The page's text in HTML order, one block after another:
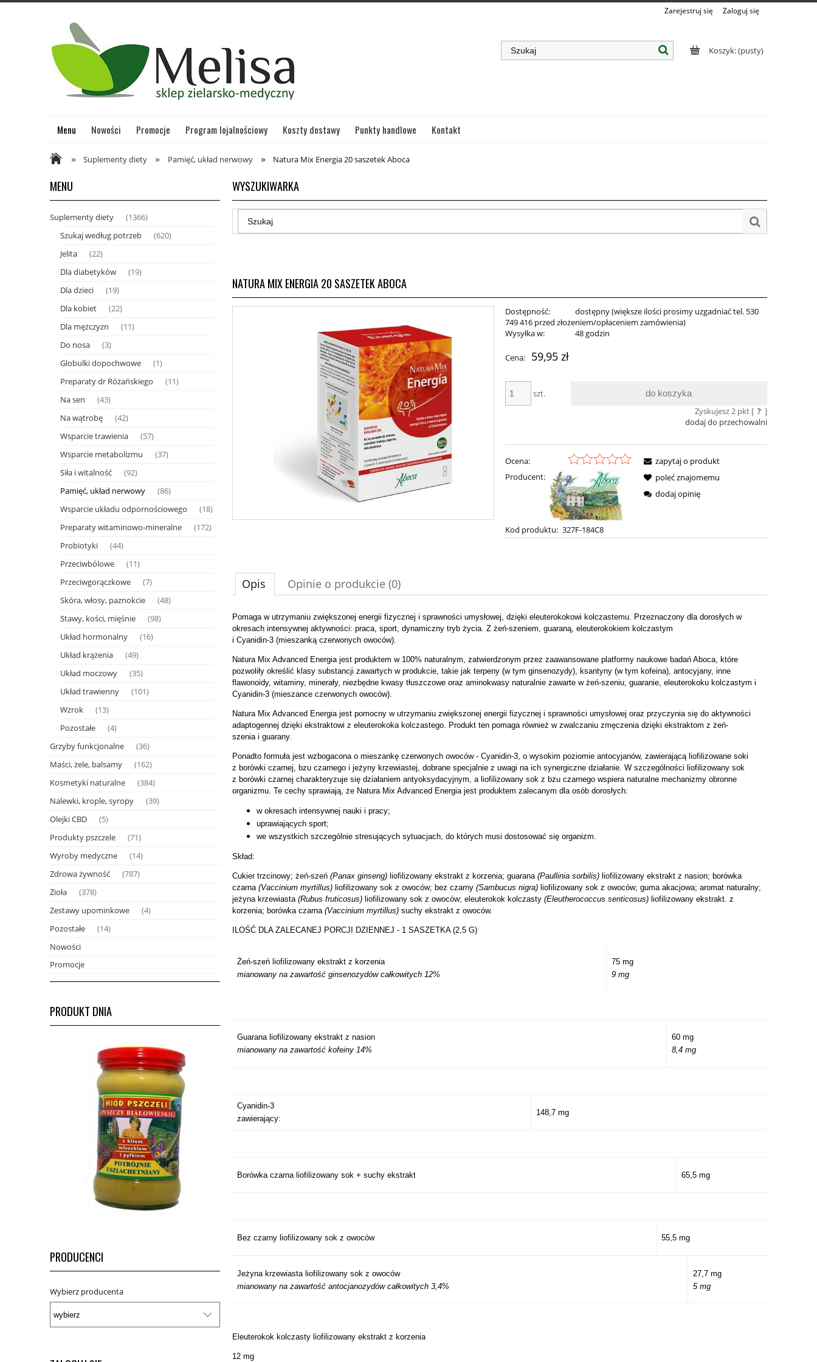
Zarejestruj się Zaloguj się
Koszyk:(pusty)
Menu Nowości Promocje Program lojalnościowy Koszty dostawy Punkty handlowe Kontakt
» Suplementy diety » Pamięć, układ nerwowy » Natura Mix Energia 20 saszetek Aboca
MENU
Suplementy diety (1366)
Szukaj według potrzeb (620)
Jelita (22)
Dla diabetyków (19)
Dla dzieci (19)
Dla kobiet (22)
Dla mężczyzn (11)
Do nosa (3)
Globulki dopochwowe (1)
Preparaty dr Różańskiego (11)
Na sen (43)
Na wątrobę (42)
Wsparcie trawienia (57)
Wsparcie metabolizmu (37)
Siła i witalność (92)
Pamięć, układ nerwowy (86)
Wsparcie układu odpornościowego (18)
Preparaty witaminowo-mineralne (172)
Probiotyki (44)
Przeciwbólowe (11)
Przeciwgorączkowe (7)
Skóra, włosy, paznokcie (48)
Stawy, kości, mięśnie (98)
Układ hormonalny (16)
Układ krążenia (49)
Układ moczowy (35)
Układ trawienny (101)
Wzrok (13)
Pozostałe (4)
Grzyby funkcjonalne (36)
Maści, żele, balsamy (162)
Kosmetyki naturalne (384)
Nalewki, krople, syropy (39)
Olejki CBD (5)
Produkty pszczele (71)
Wyroby medyczne (14)
Zdrowa żywność (787)
Zioła (378)
Zestawy upominkowe (4)
Pozostałe (14)
Nowości
Promocje
PRODUKT DNIA
PRODUCENCI
Wybierz producenta
WYSZUKIWARKA
NATURA MIX ENERGIA 20 SASZETEK ABOCA
Dostępność:
dostępny (większe ilości prosimy uzgadniać tel. 530
749 416 przed złożeniem/opłaceniem zamówienia)
Wysyłka w:
48 godzin
Cena: 59,95 zł
szt. do koszyka
Zyskujesz2pkt [ ? ]
dodaj do przechowalni
Ocena:
Producent:
Kod produktu: 327F-184C8
zapytaj o produkt
poleć znajomemu
dodaj opinię
Opis Opinie o produkcie (0)
Pomaga w utrzymaniu zwiększonej energii fizycznej i sprawności umysłowej, dzięki eleuterokokowi kolczastemu. Przeznaczony dla dorosłych w
okresach intensywnej aktywności: praca, sport, dynamiczny tryb życia. Z żeń-szeniem, guaraną, eleuterokokiem kolczastym
i Cyanidin-3 (mieszanką czerwonych owoców).
Natura Mix Advanced Energia jest produktem w 100% naturalnym, zatwierdzonym przez zaawansowane platformy naukowe badań Aboca, które
pozwoliły określić klasy substancji zawartych w produkcie, takie jak terpeny (w tym ginsenozydy), ksantyny (w tym kofeina), antocyjany, inne
flawonoidy, witaminy, minerały, niezbędne kwasy tłuszczowe oraz aminokwasy naturalnie zawarte w żeń-szeniu, guaranie, eleuterokoku kolczastym i
Cyanidin-3 (mieszance czerwonych owoców).
Natura Mix Advanced Energia jest pomocny w utrzymaniu zwiększonej energii fizycznej i sprawności umysłowej oraz przyczynia się do aktywności
adaptogennej dzięki ekstraktowi z eleuterokoka kolczastego. Produkt ten pomaga również w zwalczaniu zmęczenia dzięki ekstraktom z żeń-
szenia i guarany.
Ponadto formuła jest wzbogacona o mieszankę czerwonych owoców - Cyanidin-3, o wysokim poziomie antocyjanów, zawierającą liofilizowane soki
z borówki czarnej, bzu czarnego i jeżyny krzewiastej, dobrane specjalnie z uwagi na ich synergiczne działanie. W szczególności liofilizowany sok
z borówki czarnej charakteryzuje się działaniem antyoksydacyjnym, a liofilizowany sok z bzu czarnego wspiera naturalne mechanizmy obronne
organizmu. Te cechy sprawiają, że Natura Mix Advanced Energia jest produktem zalecanym dla osób dorosłych:
w okresach intensywnej nauki i pracy;
uprawiających sport;
we wszystkich szczególnie stresujących sytuacjach, do których musi dostosować się organizm.
Skład:
Cukier trzcinowy; żeń-szeń (Panax ginseng) liofilizowany ekstrakt z korzenia; guarana (Paullinia sorbilis) liofilizowany ekstrakt z nasion; borówka
czarna (Vaccinium myrtillus) liofilizowany sok z owoców; bez czarny (Sambucus nigra) liofilizowany sok z owoców; guma akacjowa; aromat naturalny;
jeżyna krzewiasta (Rubus fruticosus) liofilizowany sok z owoców; eleuterokok kolczasty (Eleutherococcus senticosus) liofilizowany ekstrakt. z
korzenia; borówka czarna (Vaccinium myrtillus) suchy ekstrakt z owoców.
ILOŚĆ DLA ZALECANEJ PORCJI DZIENNEJ - 1 SASZETKA (2,5 G)
Żeń-szeń liofilizowany ekstrakt z korzenia
mianowany na zawartość ginsenozydów całkowitych 12%
75 mg
9 mg
Guarana liofilizowany ekstrakt z nasion
mianowany na zawartość kofeiny 14%
60 mg
8,4 mg
Cyanidin-3
zawierający:
148,7 mg
Borówka czarna liofilizowany sok + suchy ekstrakt 65,5 mg
Bez czarny liofilizowany sok z owoców 55,5 mg
Jeżyna krzewiasta liofilizowany sok z owoców
mianowany na zawartość antocjanozydów całkowitych 3,4%
27,7 mg
5 mg
Eleuterokok kolczasty liofilizowany ekstrakt z korzenia
12 mg